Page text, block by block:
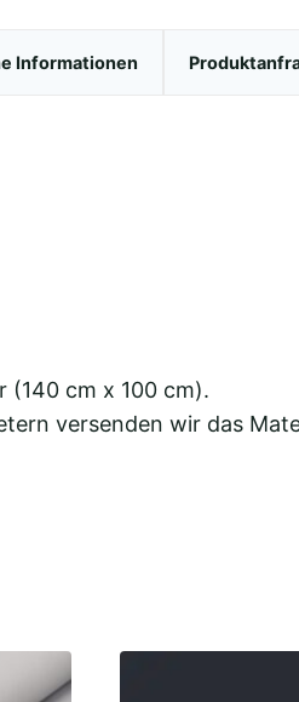
Informationen
(140 cm x 100 cm).
versenden wir das